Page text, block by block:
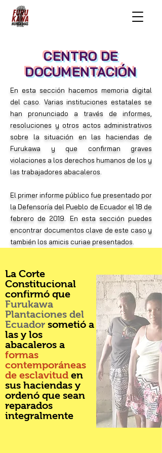
CENTRO DE
DOCUMENTACIÓN
En esta sección hacemos memoria digital
del caso. Varias instituciones estatales se
han pronunciado a través de informes,
resoluciones y otros actos administrativos
sobre la situación en las haciendas de
Furukawa y que confirman graves
violaciones a los derechos humanos de los y
las trabajadores abacaleros.
El primer informe público fue presentado por
la Defensoría del Pueblo de Ecuador el 18 de
febrero de 2019. En esta sección puedes
encontrar documentos clave de este caso y
también los amicis curiae presentados.
La Corte
Constitucional
confirmó que
Furukawa
Plantaciones del
Ecuador sometió a
las y los
abacaleros a
formas
contemporáneas
de esclavitud en
sus haciendas y
ordenó que sean
reparados
integralmente